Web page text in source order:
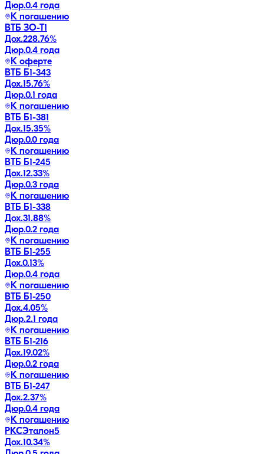
Дюр.0.4 года
К погашению
ВТБ ЗО-Т1
Дох.228.76%
Дюр.0.4 года
К оферте
ВТБ Б1-343
Дох.15.76%
Дюр.0.1 года
К погашению
ВТБ Б1-381
Дох.15.35%
Дюр.0.0 года
К погашению
ВТБ Б1-245
Дох.12.33%
Дюр.0.3 года
К погашению
ВТБ Б1-338
Дох.31.88%
Дюр.0.2 года
К погашению
ВТБ Б1-255
Дох.0.13%
Дюр.0.4 года
К погашению
ВТБ Б1-250
Дох.4.05%
Дюр.2.1 года
К погашению
ВТБ Б1-216
Дох.19.02%
Дюр.0.2 года
К погашению
ВТБ Б1-247
Дох.2.37%
Дюр.0.4 года
К погашению
РКСЭталон5
Дох.10.34%